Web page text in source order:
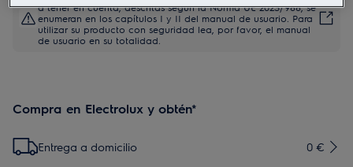
a tener en cuenta, descritas según la Norma UE 2023/988, se
enumeran en los capítulos I y II del manual de usuario. Para
utilizar su producto con seguridad lea, por favor, el manual
de usuario en su totalidad.
Compra en Electrolux y obtén*
Entrega a domicilio 0 €